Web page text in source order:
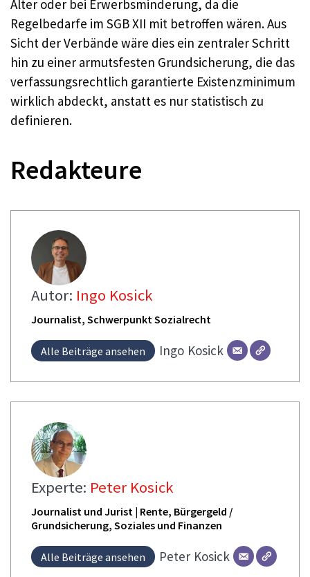
Alter oder bei Erwerbsminderung, da die
Regelbedarfe im SGB XII mit betroffen wären. Aus
Sicht der Verbände wäre dies ein zentraler Schritt
hin zu einer armutsfesten Grundsicherung, die das
verfassungsrechtlich garantierte Existenzminimum
wirklich abdeckt, anstatt es nur statistisch zu
definieren.
Redakteure
Autor: Ingo Kosick
Journalist, Schwerpunkt Sozialrecht
Alle Beiträge ansehen Ingo Kosick
Experte: Peter Kosick
Journalist und Jurist | Rente, Bürgergeld /
Grundsicherung, Soziales und Finanzen
Alle Beiträge ansehen Peter Kosick